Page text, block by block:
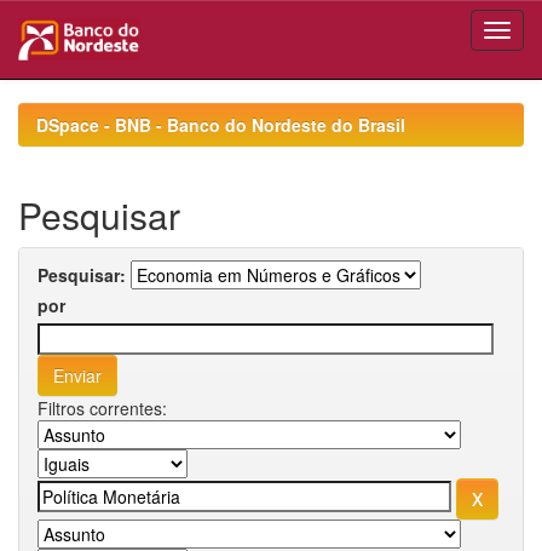
navigationDSpace - BNB - Banco do Nordeste do Brasil
Pesquisar
Pesquisar:
por
Filtros correntes: